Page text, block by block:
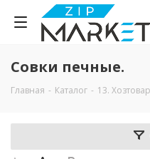
Совки печные.
Главная - Каталог - 13.